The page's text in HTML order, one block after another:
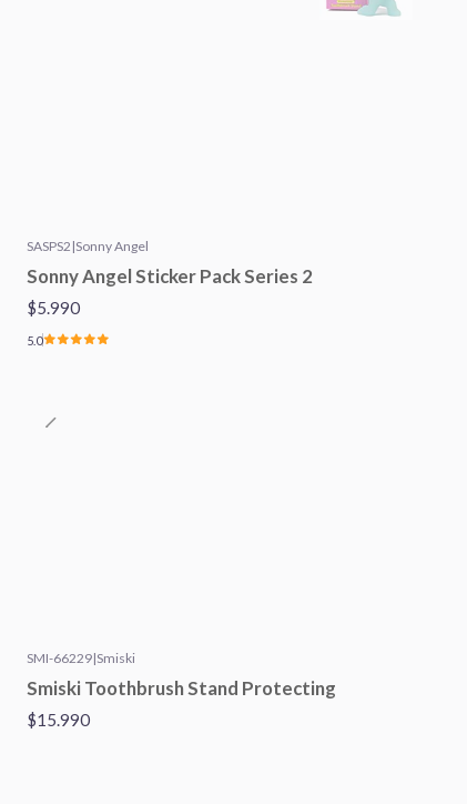
SASPS2 |Sonny Angel
Sonny Angel Sticker Pack Series 2
$5.990
5.0
SMI-66229|Smiski
Smiski Toothbrush Stand Protecting
$15.990